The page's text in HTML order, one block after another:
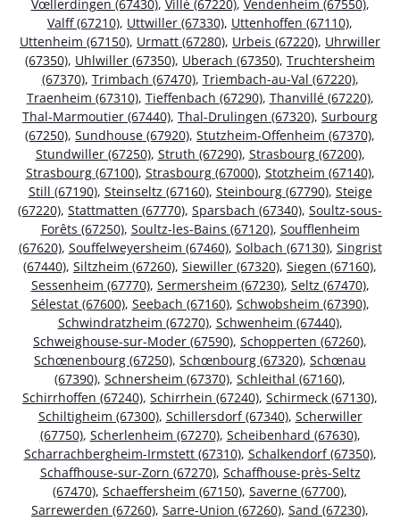
Vœllerdingen (67430), Villé (67220), Vendenheim (67550),
Valff (67210), Uttwiller (67330), Uttenhoffen (67110),
Uttenheim (67150), Urmatt (67280), Urbeis (67220), Uhrwiller
(67350), Uhlwiller (67350), Uberach (67350), Truchtersheim
(67370), Trimbach (67470), Triembach-au-Val (67220),
Traenheim (67310), Tieffenbach (67290), Thanvillé (67220),
Thal-Marmoutier (67440), Thal-Drulingen (67320), Surbourg
(67250), Sundhouse (67920), Stutzheim-Offenheim (67370),
Stundwiller (67250), Struth (67290), Strasbourg (67200),
Strasbourg (67100), Strasbourg (67000), Stotzheim (67140),
Still (67190), Steinseltz (67160), Steinbourg (67790), Steige
(67220), Stattmatten (67770), Sparsbach (67340), Soultz-sous-
Forêts (67250), Soultz-les-Bains (67120), Soufflenheim
(67620), Souffelweyersheim (67460), Solbach (67130), Singrist
(67440), Siltzheim (67260), Siewiller (67320), Siegen (67160),
Sessenheim (67770), Sermersheim (67230), Seltz (67470),
Sélestat (67600), Seebach (67160), Schwobsheim (67390),
Schwindratzheim (67270), Schwenheim (67440),
Schweighouse-sur-Moder (67590), Schopperten (67260),
Schœnenbourg (67250), Schœnbourg (67320), Schœnau
(67390), Schnersheim (67370), Schleithal (67160),
Schirrhoffen (67240), Schirrhein (67240), Schirmeck (67130),
Schiltigheim (67300), Schillersdorf (67340), Scherwiller
(67750), Scherlenheim (67270), Scheibenhard (67630),
Scharrachbergheim-Irmstett (67310), Schalkendorf (67350),
Schaffhouse-sur-Zorn (67270), Schaffhouse-près-Seltz
(67470), Schaeffersheim (67150), Saverne (67700),
Sarrewerden (67260), Sarre-Union (67260), Sand (67230),